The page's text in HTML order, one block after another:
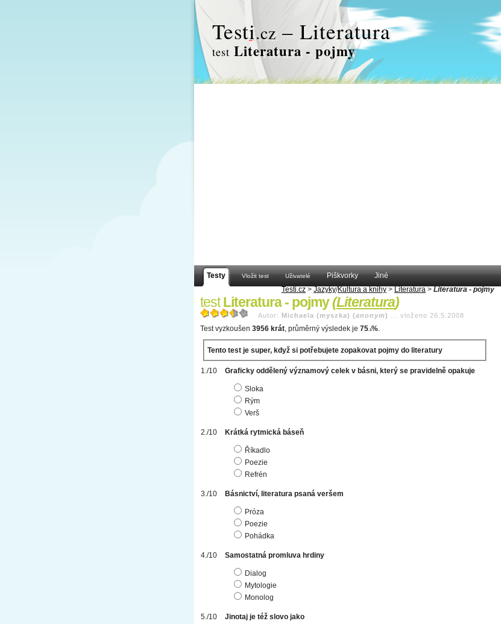
Testi.cz – Literatura
test Literatura - pojmy
Testy Vložit test Uživatelé Piškvorky
Jiné
Testi.cz > Jazyky/Kultura a knihy > Literatura > Literatura - pojmy
testLiteratura - pojmy(Literatura)
Autor: Michaela (myszka) (anonym) vloženo 26.5.2008
Test vyzkoušen 3956 krát, průměrný výsledek je 75 .3%.
Tento test je super, když si potřebujete zopakovat pojmy do literatury
Graficky oddělený významový celek v básni, který se pravidelně opakuje
Sloka
Rým
Verš
Krátká rytmická báseň
Říkadlo
Poezie
Refrén
Básnictví, literatura psaná veršem
Próza
Poezie
Pohádka
Samostatná promluva hrdiny
Dialog
Mytologie
Monolog
Jinotaj je též slovo jako